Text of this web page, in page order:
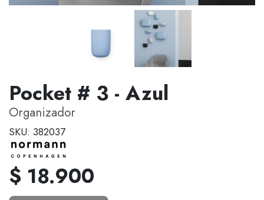
Pocket # 3 - Azul
Organizador
SKU: 382037
$ 18.900